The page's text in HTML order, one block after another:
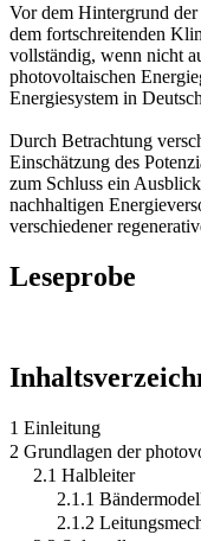
Vor dem Hintergrund
dem fortschreitenden
vollständig, wenn nicht
photovoltaischen
Energiesystem in
Durch Betrachtung
Einschätzung des
zum Schluss ein
nachhaltigen
verschiedener
Leseprobe
1 Einleitung
2 Grundlagen der
2.1 Halbleiter
2.1.1
2.1.2